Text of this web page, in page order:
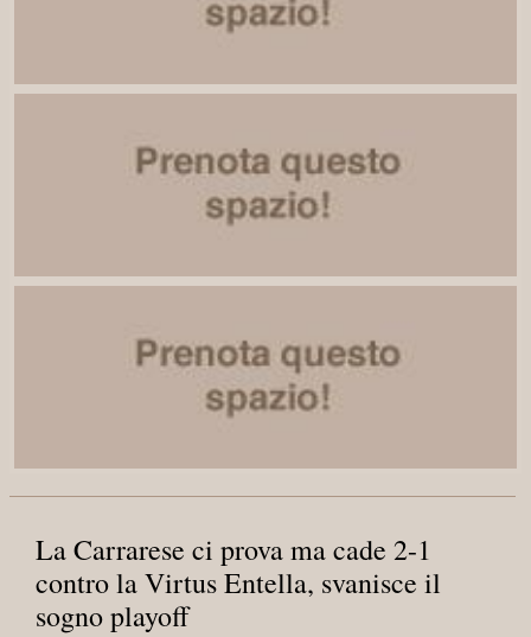
La Carrarese ci prova ma cade 2-1
contro la Virtus Entella, svanisce il
sogno playoff